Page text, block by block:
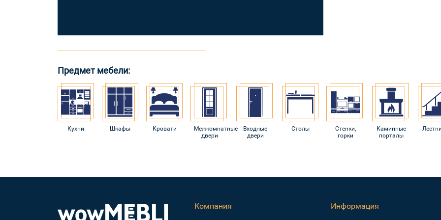
Предмет мебели:
Кухни Шкафы Кровати
Межкомнатные
двери
Входные
двери
Столы
Стенки,
горки
Каминные
порталы
Компания Информация